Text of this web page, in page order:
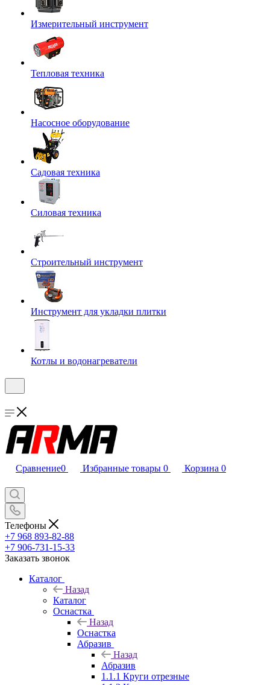
Измерительный инструмент
Тепловая техника
Насосное оборудование
Садовая техника
Силовая техника
Строительный инструмент
Инструмент для укладки плитки
Котлы и водонагреватели
Сравнение0 Избранные товары 0 Корзина 0
Телефоны
+7 968 893-82-88
+7 906-731-15-33
Заказать звонок
Каталог
Назад
Каталог
Оснастка
Назад
Оснастка
Абразив
Назад
Абразив
1.1.1 Круги отрезные